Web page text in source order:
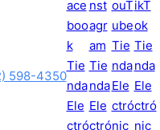
598-4350